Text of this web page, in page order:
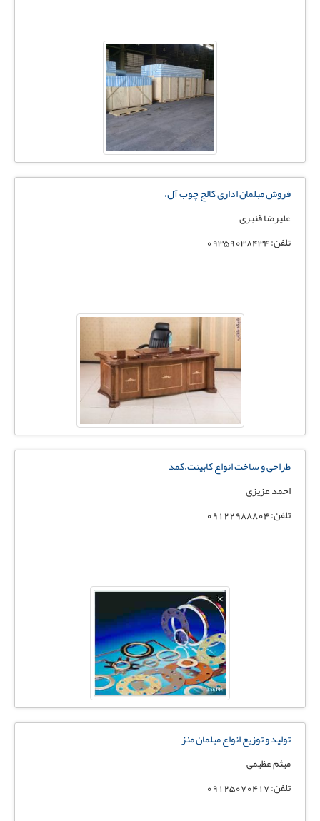
فروش مبلمان اداری کالج چوب آل،
علیرضا قنبری
تلفن: 09359038434
طراحی و ساخت انواع کابینت،کمد
احمد عزیزی
تلفن: 09122988804
تولید و توزیع انواع مبلمان منز
میثم عظیمی
تلفن: 09125070417